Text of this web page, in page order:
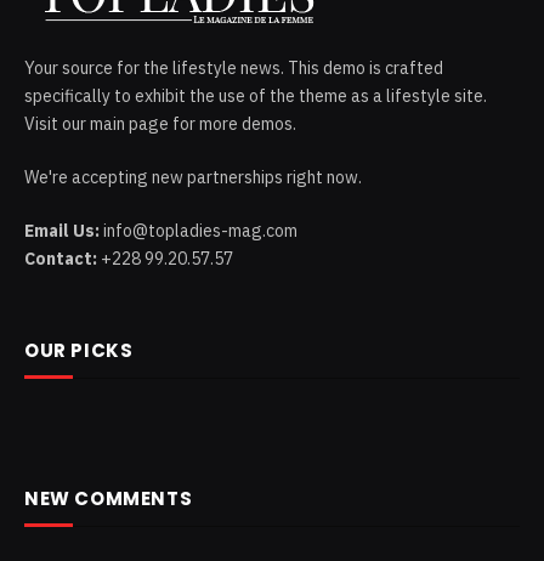
Your source for the lifestyle news. This demo is crafted
specifically to exhibit the use of the theme as a lifestyle site.
Visit our main page for more demos.
We're accepting new partnerships right now.
Email Us:info@topladies-mag.com
Contact: +228 99.20.57.57
OUR PICKS
NEW COMMENTS